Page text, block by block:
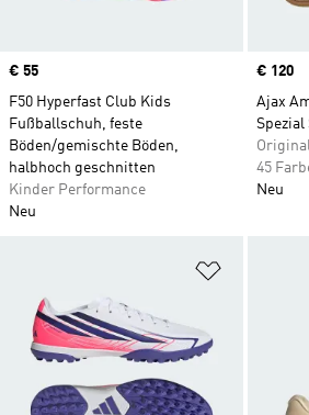
Price
€ 55
F50 Hyperfast Club Kids
Fußballschuh, feste
Böden/gemischte Böden,
halbhoch geschnitten
Kinder Performance
Neu
Price
€ 120
Ajax
Spezial
45
Neu